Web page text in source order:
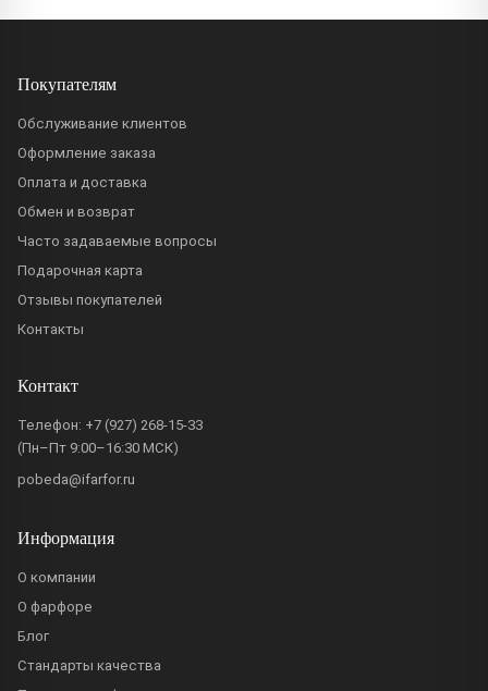
Покупателям
Обслуживание клиентов
Оформление заказа
Оплата и доставка
Обмен и возврат
Часто задаваемые вопросы
Подарочная карта
Отзывы покупателей
Контакты
Контакт
Телефон: +7 (927) 268-15-33
(Пн–Пт 9:00–16:30 МСК)
pobeda@ifarfor.ru
Информация
О компании
О фарфоре
Блог
Стандарты качества